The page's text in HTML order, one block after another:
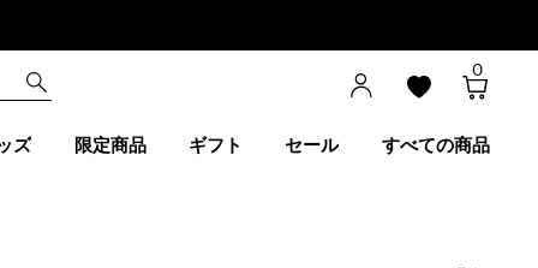
0
ズ 限定商品 ギフト セール すべての商品